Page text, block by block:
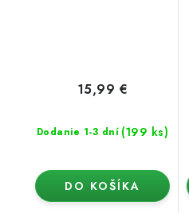
Dodanie 1-3 dní (199 ks)
15,99 €
DO KOŠÍKA